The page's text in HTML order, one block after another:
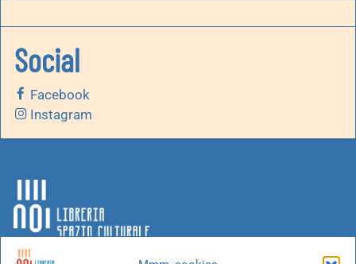
Social
Facebook
Instagram